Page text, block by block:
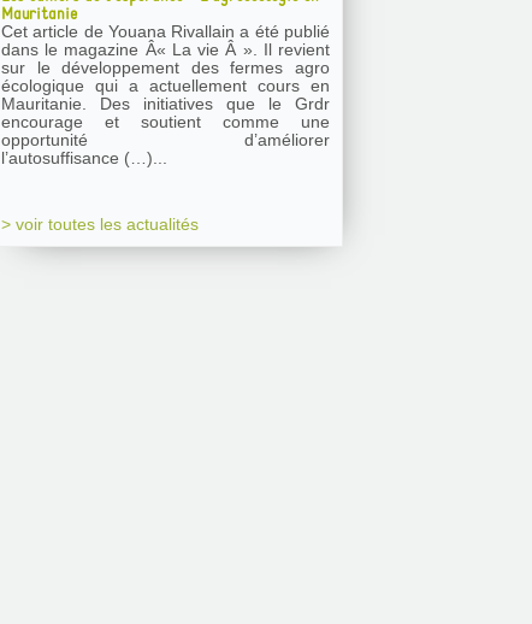
Mauritanie
Cet article de Youana Rivallain a été publié
dans le magazine Â« La vie Â ». Il revient
sur le développement des fermes agro
écologique qui a actuellement cours en
Mauritanie. Des initiatives que le Grdr
encourage et soutient comme une
opportunité d’améliorer
l’autosuffisance (…)...
> voir toutes les actualités